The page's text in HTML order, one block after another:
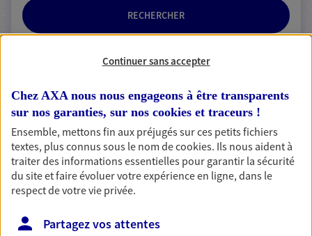
RECHERCHER
2 résultats correspondent à votre
recherche
Passer les
résultats
Liste Carte
Elodie Perrotin
Continuer sans accepter
Chez AXA nous nous engageons à être transparents
sur nos garanties, sur nos cookies et traceurs !
Ensemble, mettons fin aux préjugés sur ces petits fichiers
textes, plus connus sous le nom decookies. Ils nous aident à
traiter des informations essentielles pour garantir la sécurité
du site et faire évoluer votre expérience en ligne, dans le
respect de votre vie privée.
Partagez vos attentes